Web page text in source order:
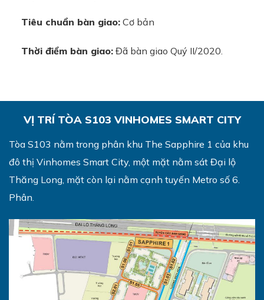
Tiêu chuẩn bàn giao:Cơ bản
Thời điểm bàn giao:Đã bàn giao Quý II/2020.
VỊ TRÍ TÒA S103 VINHOMES SMART CITY
Tòa S103 nằm trong phân khu The Sapphire 1 của khu
đô thị Vinhomes Smart City, một mặt nằm sát Đại lộ
Thăng Long, mặt còn lại nằm cạnh tuyến Metro số 6.
Phân.